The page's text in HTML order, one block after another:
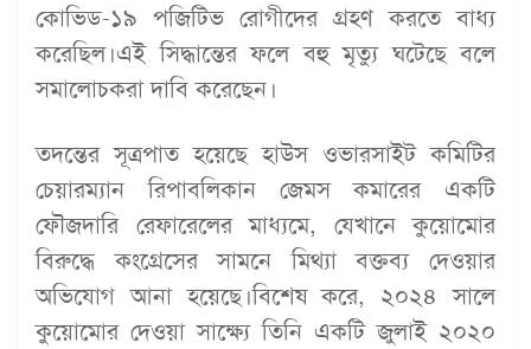
কোভিড-১৯ পজিটিভ রোগীদের গ্রহণ করতে বাধ্য
করেছিল।এই সিদ্ধান্তের ফলে বহু মৃত্যু ঘটেছে বলে
সমালোচকরা দাবি করেছেন।
তদন্তের সূত্রপাত হয়েছে হাউস ওভারসাইট কমিটির
চেয়ারম্যান রিপাবলিকান জেমস কমারের একটি
ফৌজদারি রেফারেলের মাধ্যমে, যেখানে কুয়োমোর
বিরুদ্ধে কংগ্রেসের সামনে মিথ্যা বক্তব্য দেওয়ার
অভিযোগ আনা হয়েছে।বিশেষ করে, ২০২৪ সালে
কুয়োমোর দেওয়া সাক্ষ্যে তিনি একটি জুলাই ২০২০